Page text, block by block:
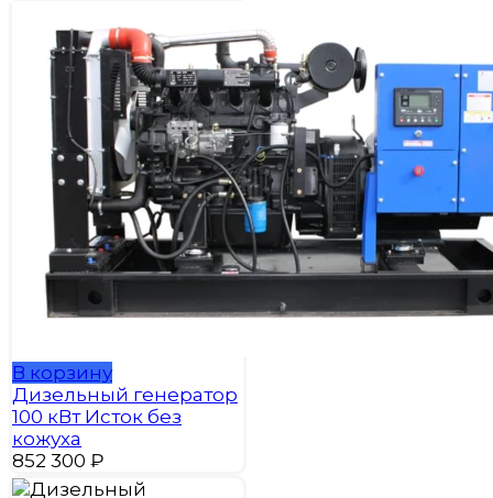
В корзину
Дизельный генератор
100 кВт Исток без
кожуха
852 300 ₽